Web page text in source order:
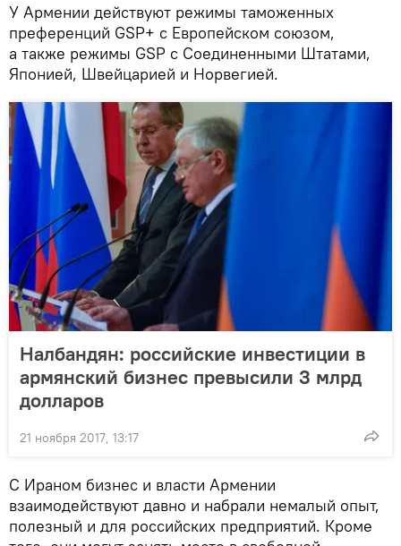
У Армении действуют режимы таможенных
преференций GSP+ с Европейском союзом,
а также режимы GSP с Соединенными Штатами,
Японией, Швейцарией и Норвегией.
Налбандян: российские инвестиции в
армянский бизнес превысили 3 млрд
долларов
21 ноября 2017, 13:17
С Ираном бизнес и власти Армении
взаимодействуют давно и набрали немалый опыт,
полезный и для российских предприятий. Кроме